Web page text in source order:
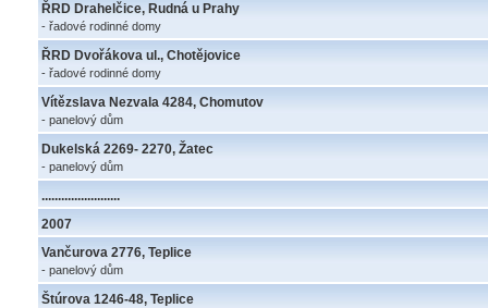
ŘRD Drahelčice, Rudná u Prahy
- řadové rodinné domy
ŘRD Dvořákova ul., Chotějovice
- řadové rodinné domy
Vítězslava Nezvala 4284, Chomutov
- panelový dům
Dukelská 2269- 2270, Žatec
- panelový dům
........................
2007
Vančurova 2776, Teplice
- panelový dům
Štúrova 1246-48, Teplice